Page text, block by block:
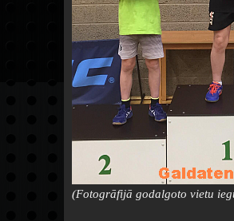
(Fotogrāfijā godalgoto vietu